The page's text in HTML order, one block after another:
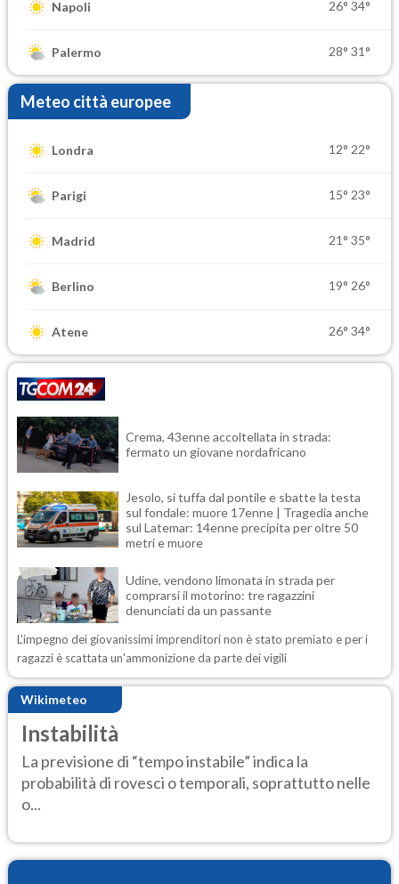
Napoli 26° 34°
Palermo 28° 31°
Meteo città europee
Londra 12° 22°
Parigi 15° 23°
Madrid 21° 35°
Berlino 19° 26°
Atene 26° 34°
Crema, 43enne accoltellata in strada:
fermato un giovane nordafricano
Jesolo, si tuffa dal pontile e sbatte la testa
sul fondale: muore 17enne | Tragedia anche
sul Latemar: 14enne precipita per oltre 50
metri e muore
Udine, vendono limonata in strada per
comprarsi il motorino: tre ragazzini
denunciati da un passante
L'impegno dei giovanissimi imprenditori non è stato premiato e per i
ragazzi è scattata un'ammonizione da parte dei vigili
Wikimeteo
Instabilità
La previsione di “tempo instabile” indica la
probabilità di rovesci o temporali, soprattutto nelle
o...